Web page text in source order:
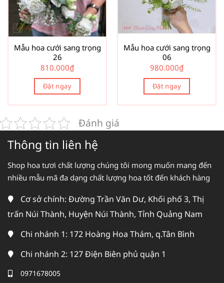
Mẫu hoa cưới sang trọng
26
810.000₫
Đặt ngay
Mẫu hoa cưới sang trọng
06
980.000₫
Đặt ngay
Đánh giá
Thông tin liên hệ
Shop hoa tươi chất lượng chúng tôi mong muốn mang đến
nhiều mẫu mã đa dạng chất lượng hoa tốt đến khách hàng
Cơ sở chính: Đường Trần Văn Dư, Khối phố 3, Thị
trấn Núi Thành, Huyện Núi Thành, Tỉnh Quảng Nam
Chi nhánh 1: 172 Hoàng Hoa Thám, q.Tân Bình
Chi nhánh 2: 127 Điện Biên phủ quận 1
0971678005